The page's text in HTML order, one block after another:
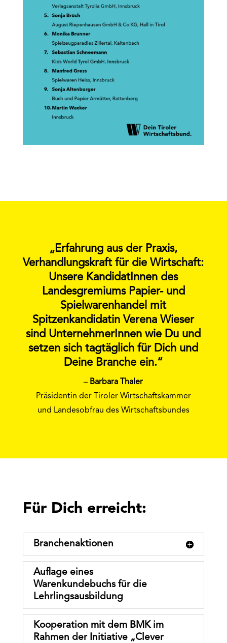
„Erfahrung aus der Praxis,
Verhandlungskraft für die Wirtschaft:
Unsere KandidatInnen des
Landesgremiums Papier- und
Spielwarenhandel mit
Spitzenkandidatin Verena Wieser
sind UnternehmerInnen wie Du und
setzen sich tagtäglich für Dich und
Deine Branche ein.“
– Barbara Thaler
Präsidentin der Tiroler Wirtschaftskammer
und Landesobfrau des Wirtschaftsbundes
Für Dich erreicht:
Branchenaktionen
Auﬂage eines
Warenkundebuchs für die
Lehrlingsausbildung
Kooperation mit dem BMK im
Rahmen der Initiative „Clever